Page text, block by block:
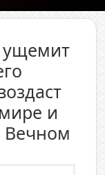
ущемит
и
Вечном